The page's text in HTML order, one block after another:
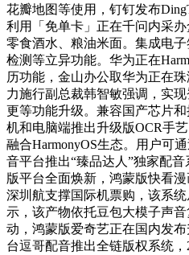
花瓣地图等使用，钉钉发布
利用「免单卡」正在千问内采
零食酒水、粮油米面。集成电
检测等立异功能。华为正在
历功能，金山办公取华为正在
力施行副总裁韩智敏强调，实
更等功能升级。兼容国产芯片
机和电脑端推出升级版OCR手
融合HarmonyOS生态。用户可
音平台推出“臻品达人”独家配
版平台全面焕新，鸿蒙版快看
深圳航支撑国际机票购，该系
示，该产物依托豆包大模子声
动，鸿蒙版爱奇艺正在国内发
台逗哥配音推出全链版权系统